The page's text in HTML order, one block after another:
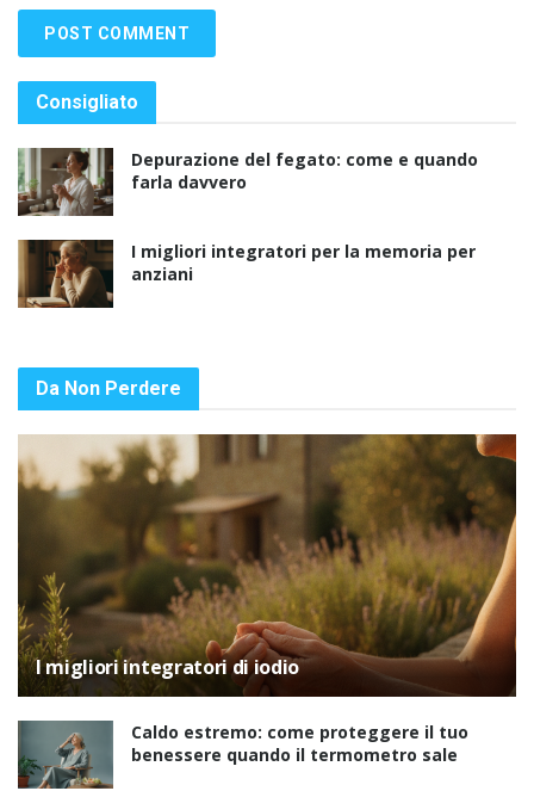
Consigliato
Depurazione del fegato: come e quando
farla davvero
I migliori integratori per la memoria per
anziani
Da Non Perdere
I migliori integratori di iodio
Caldo estremo: come proteggere il tuo
benessere quando il termometro sale